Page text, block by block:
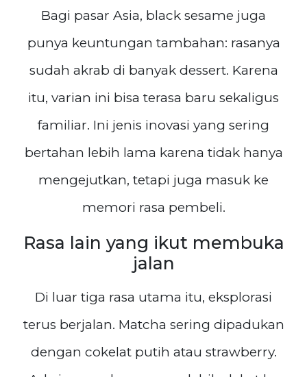
Bagi pasar Asia, black sesame juga
punya keuntungan tambahan: rasanya
sudah akrab di banyak dessert. Karena
itu, varian ini bisa terasa baru sekaligus
familiar. Ini jenis inovasi yang sering
bertahan lebih lama karena tidak hanya
mengejutkan, tetapi juga masuk ke
memori rasa pembeli.
Rasa lain yang ikut membuka
jalan
Di luar tiga rasa utama itu, eksplorasi
terus berjalan. Matcha sering dipadukan
dengan cokelat putih atau strawberry.